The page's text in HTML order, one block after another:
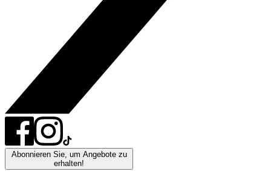
Abonnieren Sie, um Angebote zu
erhalten!